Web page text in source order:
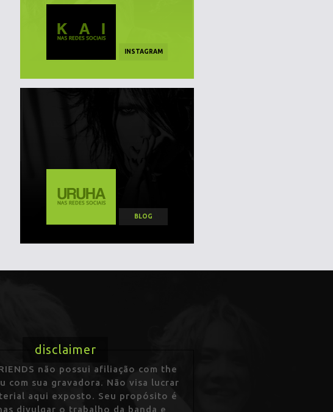
INSTAGRAM
BLOG
disclaimer
não possui afiliação com the
com sua gravadora. Não visa lucrar
aqui exposto. Seu propósito é
divulgar o trabalho da banda e